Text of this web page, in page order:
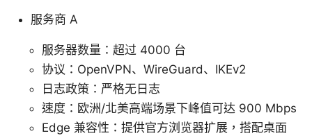
服务商 A
服务器数量：超过 4000 台
协议：OpenVPN、WireGuard、IKEv2
日志政策：严格无日志
速度：欧洲/北美高端场景下峰值可达 900 Mbps
Edge 兼容性：提供官方浏览器扩展，搭配桌面